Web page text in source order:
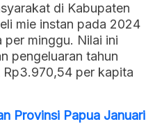
di Kabupaten
mie instan pada 2024
per minggu. Nilai ini
pengeluaran tahun
per kapita
Provinsi Papua Januari